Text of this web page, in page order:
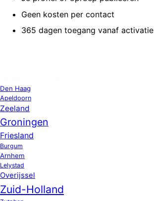
Geen kosten per contact
365 dagen toegang vanaf activatie
Den Haag
Apeldoorn
Zeeland
Groningen
Friesland
Burgum
Arnhem
Lelystad
Overijssel
Zuid-Holland